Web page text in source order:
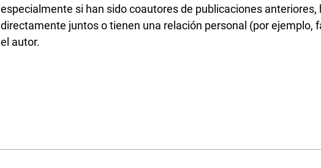
especialmente si han sido coautores de publicaciones anteriores,
directamente juntos o tienen una relación personal (por ejemplo,
el autor.